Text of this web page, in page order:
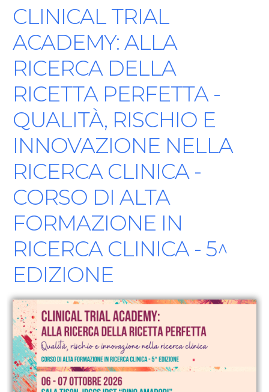
CLINICAL TRIAL
ACADEMY: ALLA
RICERCA DELLA
RICETTA PERFETTA -
QUALITÀ, RISCHIO E
INNOVAZIONE NELLA
RICERCA CLINICA -
CORSO DI ALTA
FORMAZIONE IN
RICERCA CLINICA - 5^
EDIZIONE